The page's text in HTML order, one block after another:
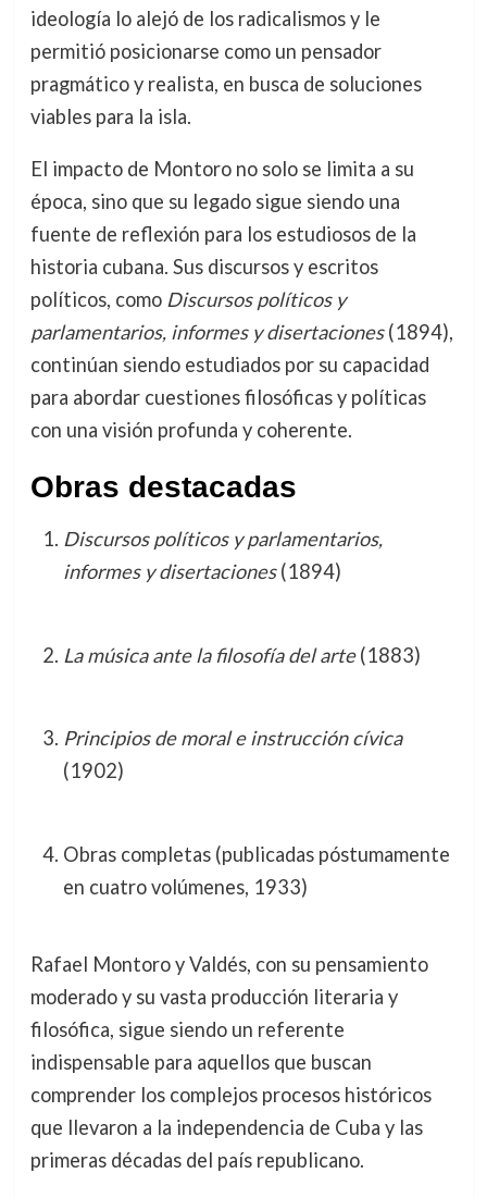
ideología lo alejó de los radicalismos y le
permitió posicionarse como un pensador
pragmático y realista, en busca de soluciones
viables para la isla.
El impacto de Montoro no solo se limita a su
época, sino que su legado sigue siendo una
fuente de reflexión para los estudiosos de la
historia cubana. Sus discursos y escritos
políticos, como Discursos políticos y
parlamentarios, informes y disertaciones(1894),
continúan siendo estudiados por su capacidad
para abordar cuestiones filosóficas y políticas
con una visión profunda y coherente.
Obras destacadas
Discursos políticos y parlamentarios,
informes y disertaciones(1894)
La música ante la filosofía del arte(1883)
Principios de moral e instrucción cívica
(1902)
Obras completas (publicadas póstumamente
en cuatro volúmenes, 1933)
Rafael Montoro y Valdés, con su pensamiento
moderado y su vasta producción literaria y
filosófica, sigue siendo un referente
indispensable para aquellos que buscan
comprender los complejos procesos históricos
que llevaron a la independencia de Cuba y las
primeras décadas del país republicano.